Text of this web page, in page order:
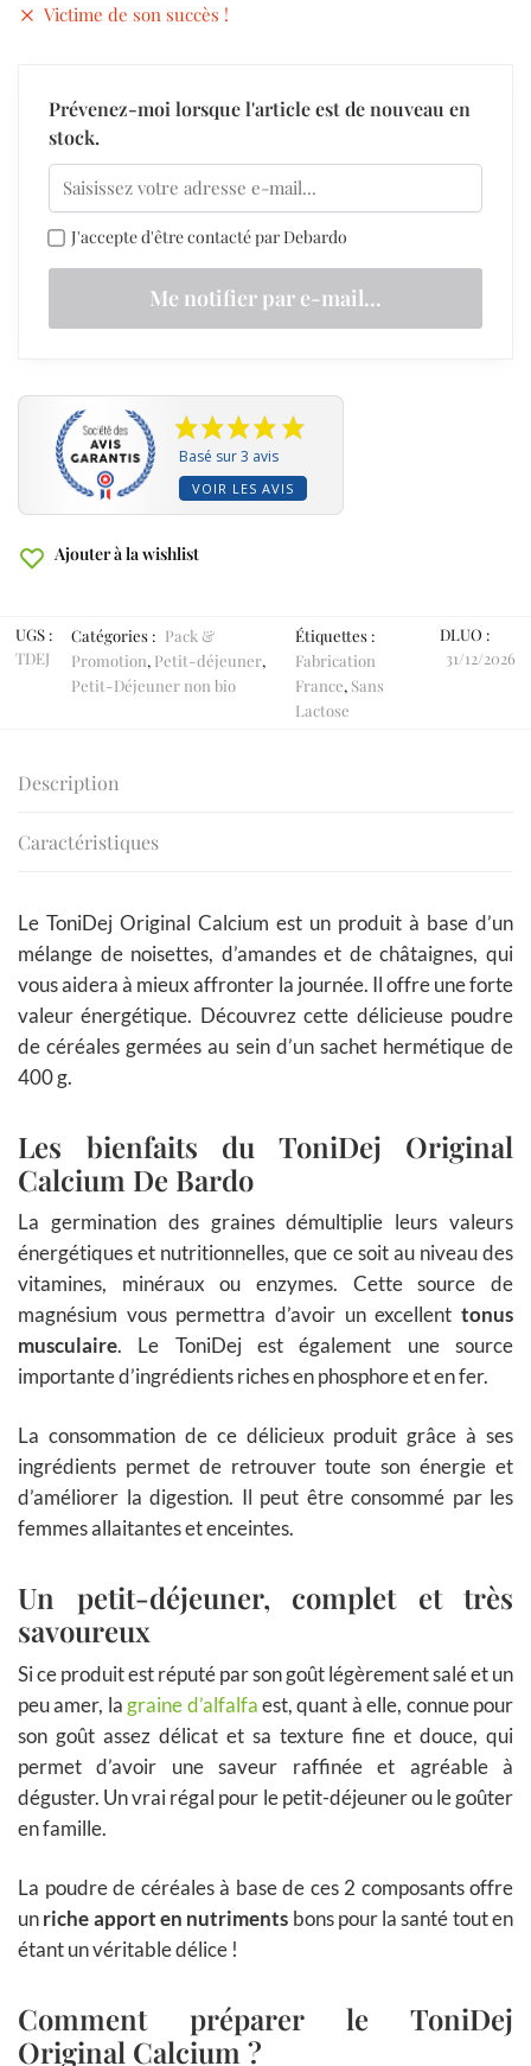
Victime de son succès !
Prévenez-moi lorsque l'article est de nouveau en
stock.
J'accepte d'être contacté par Debardo
Basé sur 3 avis
VOIR LES AVIS
Ajouter à la wishlist
UGS :
TDEJ
Catégories : Pack &
Promotion, Petit-déjeuner,
Petit-Déjeuner non bio
Étiquettes :
Fabrication
France, Sans
Lactose
DLUO :
31/12/2026
Description
Caractéristiques
Le ToniDej Original Calcium est un produit à base d’un
mélange de noisettes, d’amandes et de châtaignes, qui
vous aidera à mieux affronter la journée. Il offre une forte
valeur énergétique. Découvrez cette délicieuse poudre
de céréales germées au sein d’un sachet hermétique de
400 g.
Les bienfaits du ToniDej Original
Calcium De Bardo
La germination des graines démultiplie leurs valeurs
énergétiques et nutritionnelles, que ce soit au niveau des
vitamines, minéraux ou enzymes. Cette source de
magnésium vous permettra d’avoir un excellent tonus
musculaire. Le ToniDej est également une source
importante d’ingrédients riches en phosphore et en fer.
La consommation de ce délicieux produit grâce à ses
ingrédients permet de retrouver toute son énergie et
d’améliorer la digestion. Il peut être consommé par les
femmes allaitantes et enceintes.
Un petit-déjeuner, complet et très
savoureux
Si ce produit est réputé par son goût légèrement salé et un
peu amer, la graine d’alfalfaest, quant à elle, connue pour
son goût assez délicat et sa texture fine et douce, qui
permet d’avoir une saveur raffinée et agréable à
déguster. Un vrai régal pour le petit-déjeuner ou le goûter
en famille.
La poudre de céréales à base de ces 2 composants offre
unriche apport en nutriments bons pour la santé tout en
étant un véritable délice !
Comment préparer le ToniDej
Original Calcium ?